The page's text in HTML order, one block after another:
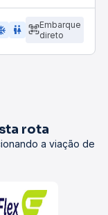
wc
Embarque
direto
rota
a viação de